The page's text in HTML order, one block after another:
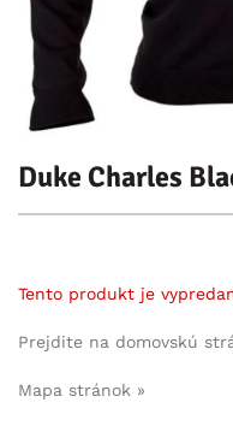
Duke Charles
Tento produkt je
Prejdite na domovskú
Mapa stránok »